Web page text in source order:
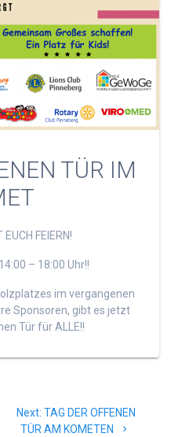
TÜR IM
FEIERN!
– 18:00 Uhr!!
im vergangenen
Sponsoren, gibt es jetzt
Tür für ALLE!!
Next: Next
post:
TAG DER OFFENEN
TÜR AM KOMETEN